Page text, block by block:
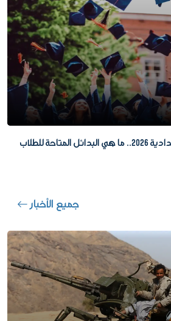
نتيجة ملاحق الشهادة الإعدادية 2026.. ما هي البدائل المتاحة للطلاب
جميع الأخبار